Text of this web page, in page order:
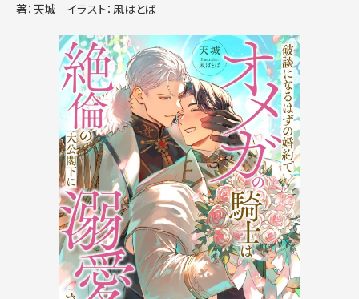
著：天城 イラスト：凩はとば